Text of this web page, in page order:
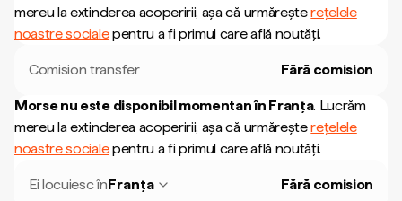
mereu la extinderea acoperirii, așa că urmăreșterețelele
noastre socialepentru a fi primul care află noutăți.
Comision transfer Fără comision
Morse nu este disponibil momentan în Franța. Lucrăm
mereu la extinderea acoperirii, așa că urmăreșterețelele
noastre socialepentru a fi primul care află noutăți.
Ei locuiesc înFranța Fără comision